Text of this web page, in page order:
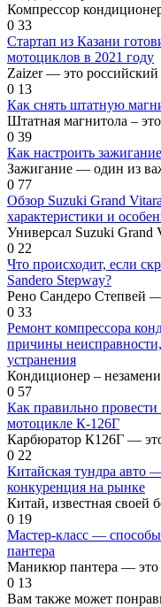
Компрессор
0 33
Стартап из Казани
мотоциклов в 2021 году
Zaizer — это российский
0 13
Как снять штатную
Штатная магнитола –
0 39
Как настроить
Зажигание — один из
0 77
Обзор Suzuki Grand
характеристики и
Универсал Suzuki Grand
0 22
Что происходит, если
Sandero Stepway?
Рено Сандеро Степвей
0 33
Ремонт компрессора
причины
устранения
Кондиционер –
0 57
Как правильно
мотоцикле К-126Г
Карбюратор К126Г —
0 22
Китайская тундра авто
конкуренция на рынке
Китай, известная своей
0 19
Мастер-класс —
пантера
Маникюр пантера — это
0 13
Вам также может